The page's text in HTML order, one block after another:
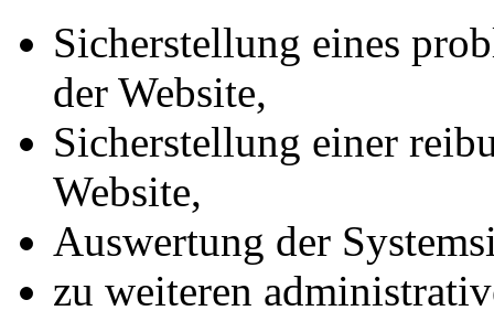
Sicherstellung eines
der Website,
Sicherstellung einer
Website,
Auswertung der
zu weiteren